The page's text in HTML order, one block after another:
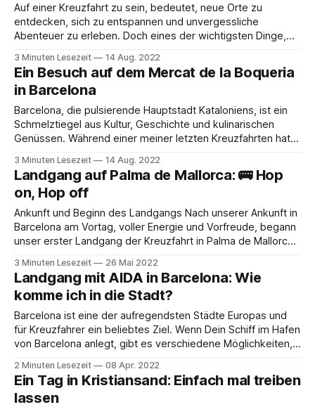
Auf einer Kreuzfahrt zu sein, bedeutet, neue Orte zu
entdecken, sich zu entspannen und unvergessliche
Abenteuer zu erleben. Doch eines der wichtigsten Dinge,
ist die pünktliche Rückkehr zum Schiff. Es gibt wohl kaum
etwas Stressigeres als die Vorstellung, das eigene Schiff
3 Minuten Lesezeit 14 Aug. 2022
Ein Besuch auf dem Mercat de la Boqueria
in Barcelona
Barcelona, die pulsierende Hauptstadt Kataloniens, ist ein
Schmelztiegel aus Kultur, Geschichte und kulinarischen
Genüssen. Während einer meiner letzten Kreuzfahrten hatte
zu besuchen – ein wahres Paradies für Feinschmecker und
Entdecker. Ein Spaziergang durch den Markt Schon beim
Betreten des Marktes wird man
3 Minuten Lesezeit 14 Aug. 2022
Landgang auf Palma de Mallorca: 🚌 Hop
on, Hop off
Ankunft und Beginn des Landgangs Nach unserer Ankunft in
Barcelona am Vortag, voller Energie und Vorfreude, begann
unser erster Landgang der Kreuzfahrt in Palma de Mallorca.
Aufregung und die sonnige Wärme der Baleareninsel. Unser
Plan war es, die Stadt zu Fuß zu
3 Minuten Lesezeit 26 Mai 2022
Landgang mit AIDA in Barcelona: Wie
komme ich in die Stadt?
Barcelona ist eine der aufregendsten Städte Europas und
für Kreuzfahrer ein beliebtes Ziel. Wenn Dein Schiff im Hafen
von Barcelona anlegt, gibt es verschiedene Möglichkeiten,
ich Dir die besten Optionen vor, damit Dein Aufenthalt in
Barcelona stressfrei und angenehm beginnt. Der
2 Minuten Lesezeit 08 Apr. 2022
Ein Tag in Kristiansand: Einfach mal treiben
lassen